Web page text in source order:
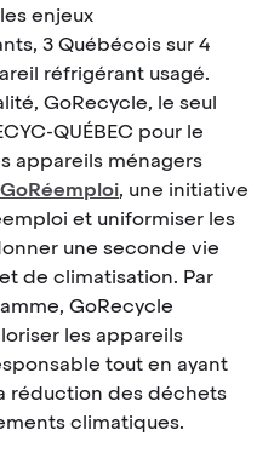
enjeux
3 Québécois sur 4
réfrigérant usagé.
GoRecycle, le seul
QUÉBEC pour le
appareils ménagers
GoRéemploi, une initiative
et uniformiser les
une seconde vie
de climatisation. Par
GoRecycle
les appareils
tout en ayant
réduction des déchets
climatiques.